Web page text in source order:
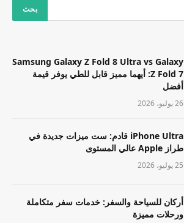
Samsung Galaxy Z Fold 8 Ultra vs Galaxy
Z Fold 7: أيهما مميز قابل للطي يوفر قيمة
أفضل
26 يوليو، 2026
iPhone Ultra قادم: ست ميزات جديدة في
طراز Apple عالي المستوى
25 يوليو، 2026
أركان للسياحة والسفر: خدمات سفر متكاملة
ورحلات مميزة